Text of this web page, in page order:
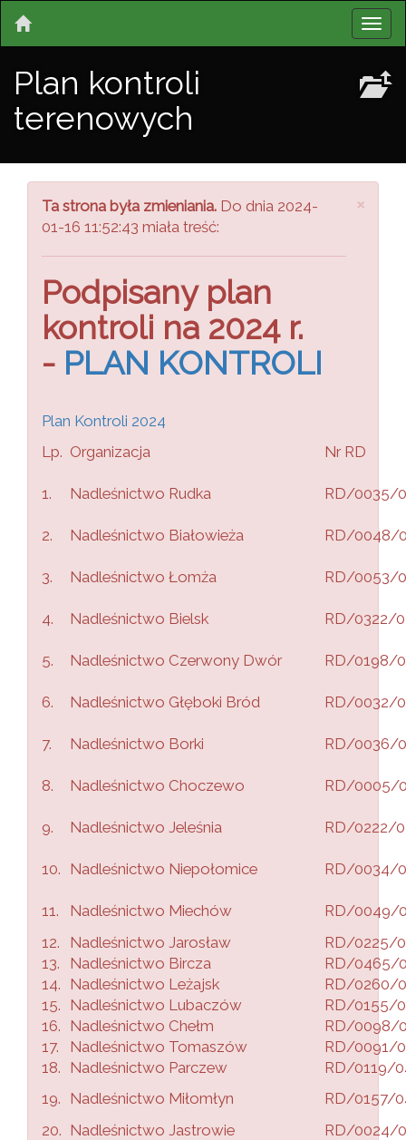
Plan kontroli
terenowych
×
Ta strona była zmieniania. Do dnia 2024-
01-16 11:52:43 miała treść:
Podpisany plan
kontroli na 2024 r.
- PLAN KONTROLI
Plan Kontroli 2024
Lp. Organizacja Nr RD
1. Nadleśnictwo Rudka RD/0035/
2. Nadleśnictwo Białowieża RD/0048/
3. Nadleśnictwo Łomża RD/0053/
4. Nadleśnictwo Bielsk RD/0322/
5. Nadleśnictwo Czerwony Dwór RD/0198/
6. Nadleśnictwo Głęboki Bród RD/0032/
7. Nadleśnictwo Borki RD/0036/
8. Nadleśnictwo Choczewo RD/0005/
9. Nadleśnictwo Jeleśnia RD/0222/
10. Nadleśnictwo Niepołomice RD/0034/
11. Nadleśnictwo Miechów
RD/0049/
12.
Nadleśnictwo Jarosław
RD/0225/
13.
Nadleśnictwo Bircza
RD/0465/
14. Nadleśnictwo Leżajsk
RD/0260/
15. Nadleśnictwo Lubaczów
RD/0155/
16. Nadleśnictwo Chełm
RD/0098/
17.
Nadleśnictwo Tomaszów
RD/0091/
18. Nadleśnictwo Parczew
RD/0119/
19. Nadleśnictwo Miłomłyn
RD/0157/
20. Nadleśnictwo Jastrowie
RD/0024/